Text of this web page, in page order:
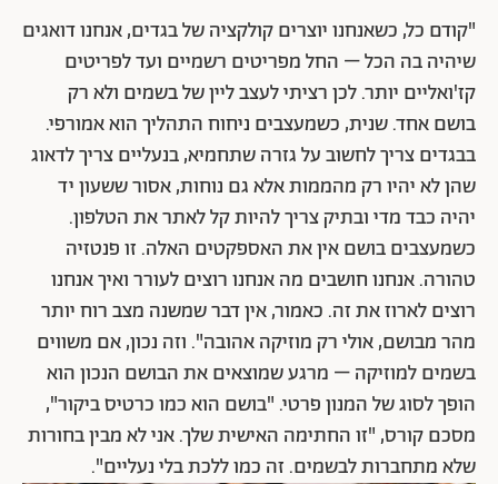
"קודם כל, כשאנחנו יוצרים קולקציה של בגדים, אנחנו דואגים
שיהיה בה הכל – החל מפריטים רשמיים ועד לפריטים
קז'ואליים יותר. לכן רציתי לעצב ליין של בשמים ולא רק
בושם אחד. שנית, כשמעצבים ניחוח התהליך הוא אמורפי.
בבגדים צריך לחשוב על גזרה שתחמיא, בנעליים צריך לדאוג
שהן לא יהיו רק מהממות אלא גם נוחות, אסור ששעון יד
יהיה כבד מדי ובתיק צריך להיות קל לאתר את הטלפון.
כשמעצבים בושם אין את האספקטים האלה. זו פנטזיה
טהורה. אנחנו חושבים מה אנחנו רוצים לעורר ואיך אנחנו
רוצים לארוז את זה. כאמור, אין דבר שמשנה מצב רוח יותר
מהר מבושם, אולי רק מוזיקה אהובה". וזה נכון, אם משווים
בשמים למוזיקה – מרגע שמוצאים את הבושם הנכון הוא
הופך לסוג של המנון פרטי. "בושם הוא כמו כרטיס ביקור",
מסכם קורס, "זו החתימה האישית שלך. אני לא מבין בחורות
שלא מתחברות לבשמים. זה כמו ללכת בלי נעליים".